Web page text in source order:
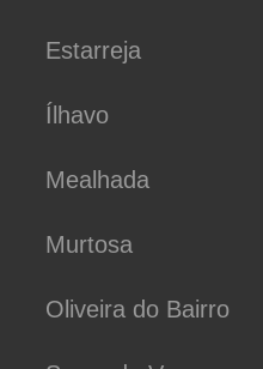
Estarreja
Ílhavo
Mealhada
Murtosa
Oliveira do Bairro